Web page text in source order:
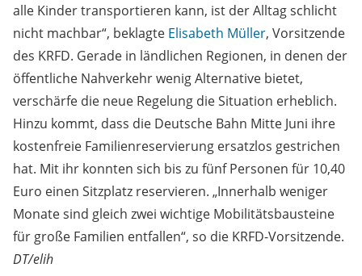
alle Kinder transportieren kann, ist der Alltag schlicht
nicht machbar“, beklagte Elisabeth Müller, Vorsitzende
des KRFD. Gerade in ländlichen Regionen, in denen der
öffentliche Nahverkehr wenig Alternative bietet,
verschärfe die neue Regelung die Situation erheblich.
Hinzu kommt, dass die Deutsche Bahn Mitte Juni ihre
kostenfreie Familienreservierung ersatzlos gestrichen
hat. Mit ihr konnten sich bis zu fünf Personen für 10,40
Euro einen Sitzplatz reservieren. „Innerhalb weniger
Monate sind gleich zwei wichtige Mobilitätsbausteine
für große Familien entfallen“, so die KRFD-Vorsitzende.
DT/elih